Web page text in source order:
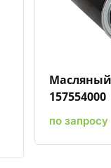
Масляный
157554000
по запросу